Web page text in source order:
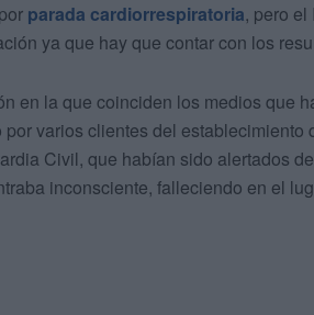
parada cardiorrespiratoria, pero
ya que hay que contar con los
en la que coinciden los medios que
por varios clientes del
Civil, que habían sido alertados
inconsciente, falleciendo en el